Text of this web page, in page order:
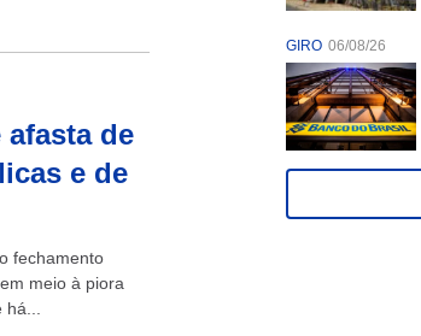
afasta de
e de
fechamento
meio à piora
GIRO 06/08/26